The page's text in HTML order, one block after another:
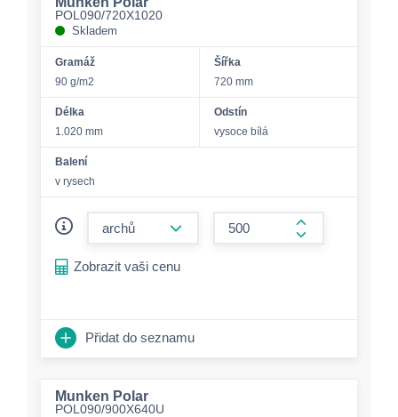
POL090/720X1020
Skladem
Gramáž
90 g/m2
Šířka
720 mm
Délka
1.020 mm
Odstín
vysoce bílá
Balení
v rysech
form.increase-
Zobrazit vaši cenu
Přidat do seznamu
Munken Polar
POL090/900X640U